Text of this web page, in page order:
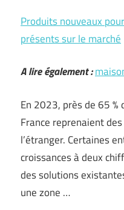
Produits nouveaux
présents sur le marché
A lire également :
En 2023, près de 65
France reprenaient
l’étranger. Certaines
croissances à deux
des solutions
une zone …